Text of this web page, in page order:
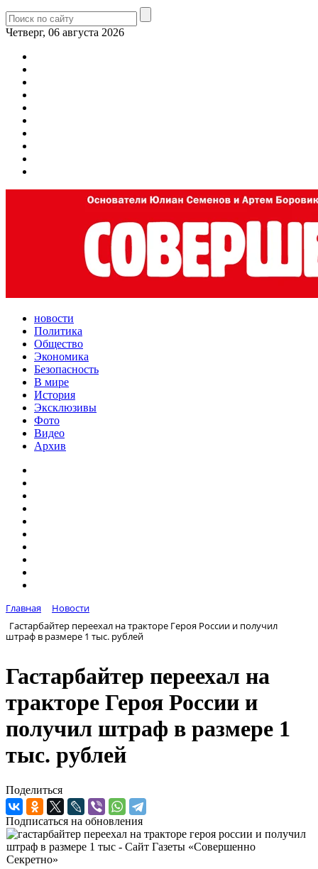
Четверг, 06 августа 2026
новости
Политика
Общество
Экономика
Безопасность
В мире
История
Эксклюзивы
Фото
Видео
Архив
Главная
Новости
Гастарбайтер переехал на тракторе Героя России и получил
штраф в размере 1 тыс. рублей
Гастарбайтер переехал на
тракторе Героя России и
получил штраф в размере 1
тыс. рублей
Поделиться
Подписаться на обновления